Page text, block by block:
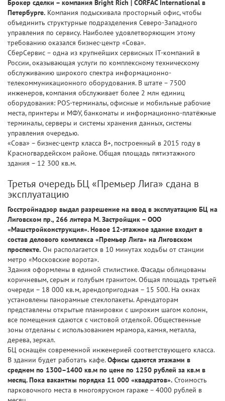
Брокер сделки – компания Bright Rich | CORFAC International в
Петербурге. Компания подыскивала просторный офис, чтобы
объединить структурные подразделения Северо-Западного
управления по сервису. Наиболее удовлетворяющим этому
требованию оказался бизнес-центр «Сова».
СберСервис – одна из крупнейших сервисных IT-компаний в
России, оказывающая услуги по комплексному техническому
обслуживанию широкого спектра информационно-
телекоммуникационного оборудования. В штате – 7500
инженеров, компания обслуживает более 2 млн единиц
оборудования: POS-терминалы, офисные и мобильные рабочие
места, принтеры и МФУ, банкоматы и информационно-платёжные
терминалы, серверы и системы хранения данных, системы
управления очередью.
«Сова» – бизнес-центр класса B+, построенный в 2015 году в
Красногвардейском районе. Общая площадь пятиэтажного
здания – 12 300 кв.м.
Третья очередь БЦ «Премьер Лига» сдана в
эксплуатацию
Госстройнадзор выдал разрешение на ввод в эксплуатацию БЦ на
Лиговском пр., 266 литера М. Застройщик – ООО
«Машстройконструкция». Новое 12-этажное здание входит в
состав делового комплекса «Премьер Лига» на Лиговском
проспекте. Он располагается в 10 минутах ходьбы от станции
метро «Московские ворота».
Здания оформлены в единой стилистике. Фасады облицованы
коричневым, серым и голубым гранитом. Общая площадь третьей
очереди – 18 000 кв.м, арендопригодная – 15 500. На окнах
установлены панорамные стеклопакеты. Арендаторам
представлены открытые планировки с широким шагом колонн,
все помещения сдаются с чистовой отделкой. Общественные
зоны отделаны с использованием мрамора, камня, металла,
дерева, зеркал.
БЦ оснащён современной инженерией соответствующего класса.
В здании будет работать кафе.Офисы сдаются этажами в
среднем по 1300–1400 кв.м по цене по 1250 рублей за кв.м в
месяц. Пока вакантны порядка 11 000 «квадратов». Стоимость
парковочного места в многоярусном гараже – 4000 рублей в